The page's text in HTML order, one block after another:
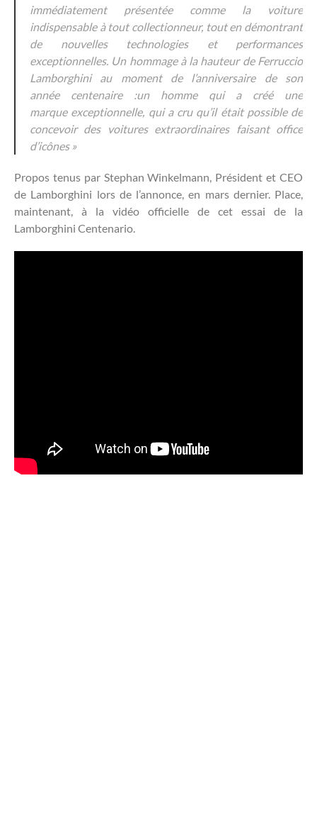
immédiatement présentée
comme la
voiture
indispensable à tout collectionneur, tout en démontrant
de
nouvelles technologies et
performances
exceptionnelles. Un hommage à la hauteur de Ferruccio
Lamborghini
au moment de l’anniversaire de
son
annéecentenaire :un homme qui a créé
une
marque exceptionnelle, qui a cru qu’il était possible de
concevoirdes voitures extraordinaires
faisant office
d’icônes »
Propos tenus par Stephan Winkelmann, Président et CEO
de Lamborghini lors de l’annonce, en mars dernier. Place,
maintenant, à la vidéo officielle de cet essai de la
Lamborghini Centenario.